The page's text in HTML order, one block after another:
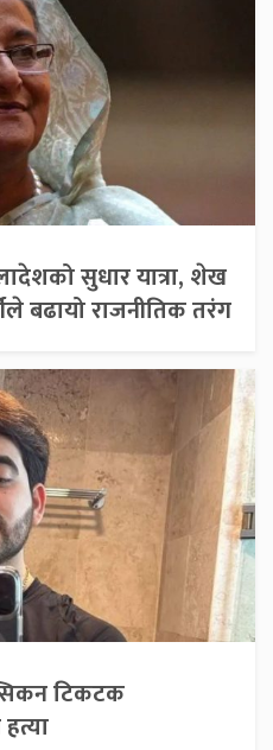
सुधार यात्रा, शेख
बढायो राजनीतिक तरंग
टिकटक